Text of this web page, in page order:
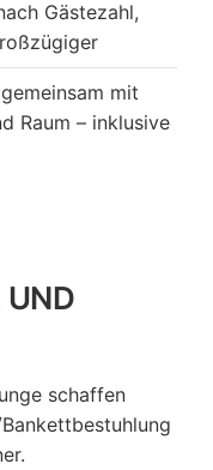
Gästezahl,
mit
Raum – inklusive
UND
schaffen